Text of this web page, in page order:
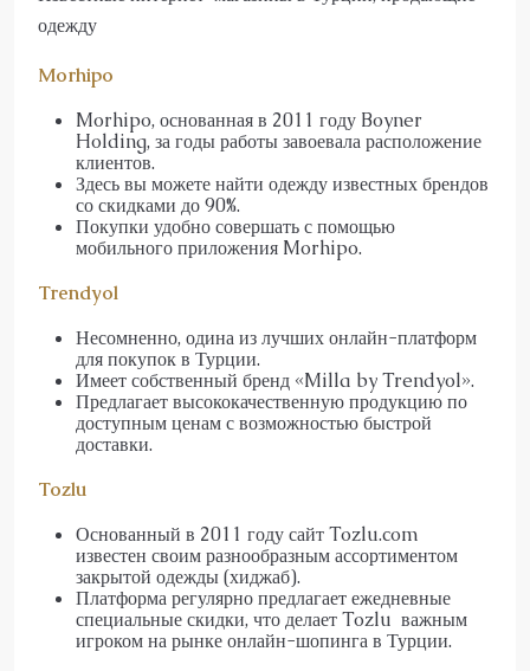
одежду
Morhipo
Morhipo, основанная в 2011 году Boyner
Holding, за годы работы завоевала расположение
клиентов.
Здесь вы можете найти одежду известных брендов
со скидками до 90%.
Покупки удобно совершать с помощью
мобильного приложения Morhipo.
Trendyol
Несомненно, одина из лучших онлайн-платформ
для покупок в Турции.
Имеет собственный бренд «Milla by Trendyol».
Предлагает высококачественную продукцию по
доступным ценам с возможностью быстрой
доставки.
Tozlu
Основанный в 2011 году сайт Tozlu.com
известен своим разнообразным ассортиментом
закрытой одежды (хиджаб).
Платформа регулярно предлагает ежедневные
специальные скидки, что делает Tozlu важным
игроком на рынке онлайн-шопинга в Турции.